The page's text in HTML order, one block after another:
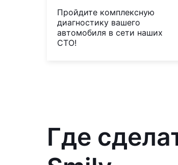
Пройдите комплексную
диагностику вашего
автомобиля в сети наших
СТО!
Где